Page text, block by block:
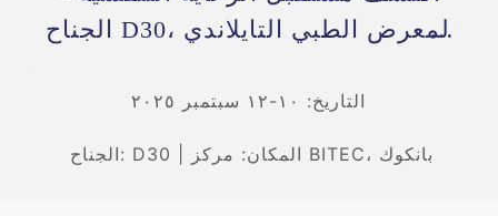
الجناح D30، المعرض الطبي التايلاندي
الجناح: D30 | المكان: مركز BITEC، بانكوك